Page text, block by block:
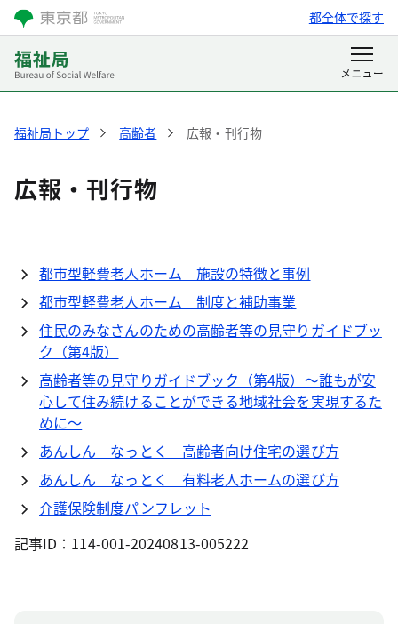
都全体で探す
福祉局トップ 高齢者 広報・刊行物
広報・刊行物
都市型軽費老人ホーム 施設の特徴と事例
都市型軽費老人ホーム 制度と補助事業
住民のみなさんのための高齢者等の見守りガイドブッ
ク（第4版）
高齢者等の見守りガイドブック（第4版）～誰もが安
心して住み続けることができる地域社会を実現するた
めに～
あんしん なっとく 高齢者向け住宅の選び方
あんしん なっとく 有料老人ホームの選び方
介護保険制度パンフレット
記事ID：114-001-20240813-005222